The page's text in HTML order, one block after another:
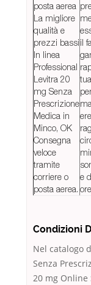
posta aerea
La migliore
qualità e
prezzi bassi
In linea
Professional
Levitra 20
mg Senza
Prescrizione
Medica in
Minco, OK
Consegna
veloce
tramite
corriere o
posta aerea.
il
e
Condizioni
Nel catalogo
Senza
20 mg Online